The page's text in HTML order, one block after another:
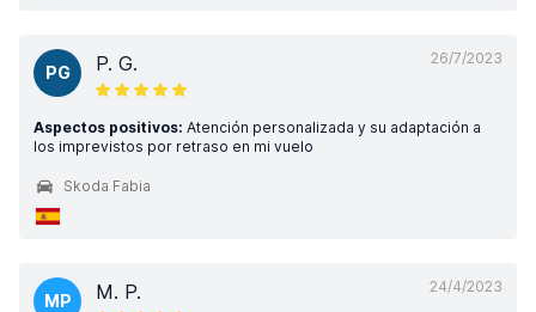
26/7/2023
PG P. G.
Aspectos positivos: Atención personalizada y su adaptación a
los imprevistos por retraso en mi vuelo
Skoda Fabia
24/4/2023
MP M. P.